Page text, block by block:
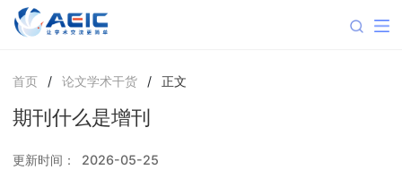
首页 / 论文学术干货 / 正文
期刊什么是增刊
更新时间： 2026-05-25